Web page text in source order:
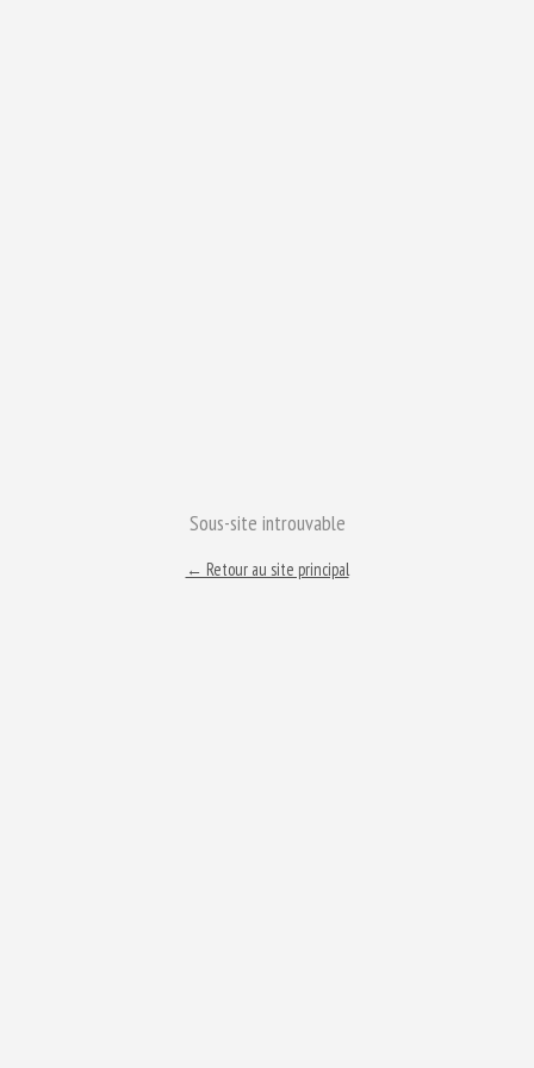
Sous-site introuvable
← Retour au site principal